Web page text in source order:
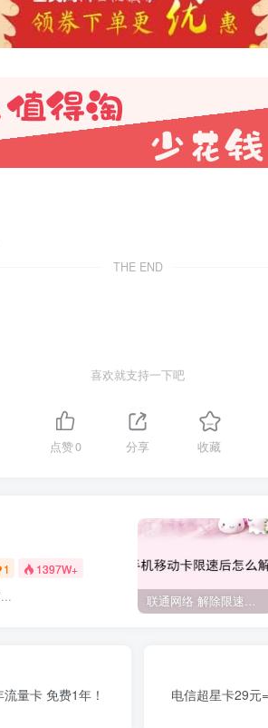
THE END
喜欢就支持一下吧
点赞0 分享 收藏
1 1397W+
联通网络 解除限速方法参考！畅享、畅玩、老白干等及其它地区自测了
量卡 免费1年！
电信超星卡29元